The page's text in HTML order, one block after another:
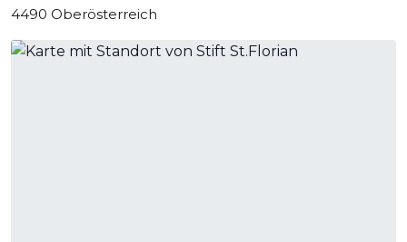
4490 Oberösterreich